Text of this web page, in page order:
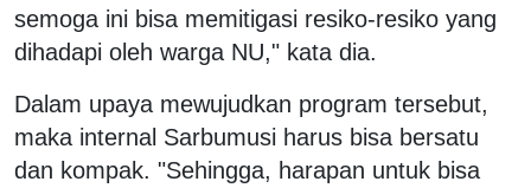
semoga ini bisa memitigasi resiko-resiko yang
dihadapi oleh warga NU," kata dia.
Dalam upaya mewujudkan program tersebut,
maka internal Sarbumusi harus bisa bersatu
dan kompak. "Sehingga, harapan untuk bisa